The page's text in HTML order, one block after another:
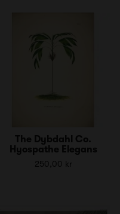
The Dybdahl Co.
Hyospathe Elegans
250,00 kr